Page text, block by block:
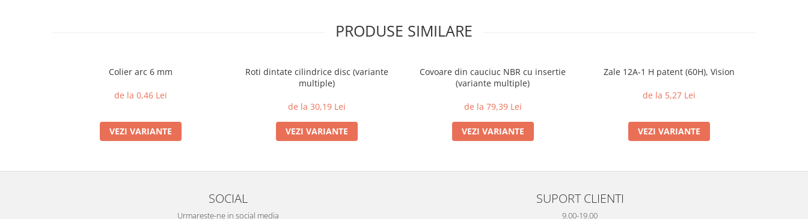
PRODUSE SIMILARE
Colier arc 6 mm
de la 0,46 Lei
VEZI VARIANTE
Roti dintate cilindrice disc (variante
multiple)
de la 30,19 Lei
VEZI VARIANTE
Covoare din cauciuc NBR cu insertie
(variante multiple)
de la 79,39 Lei
VEZI VARIANTE
Zale 12A-1 H patent (60H), Vision
de la 5,27 Lei
VEZI VARIANTE
SOCIAL
Urmareste-ne in social media
SUPORT CLIENTI
9.00-19.00